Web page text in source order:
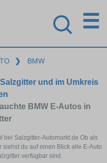
☰
❯ BMW
und im Umkreis
BMW E-Autos in
bei Salzgitter-Automarkt.de Ob als
du auf einen Blick alle E-Auto
verfügbar sind.